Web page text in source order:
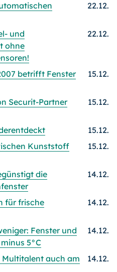
22.12.
und
ohne
22.12.
betrifft Fenster
15.12.
Securit-Partner
15.12.
15.12.
Kunststoff
15.12.
die
14.12.
für frische
14.12.
Fenster und
5°C
14.12.
auch am
14.12.